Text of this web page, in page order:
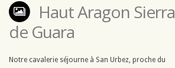
Haut Aragon Sierra
de Guara
Notre cavalerie séjourne à San Urbez, proche du